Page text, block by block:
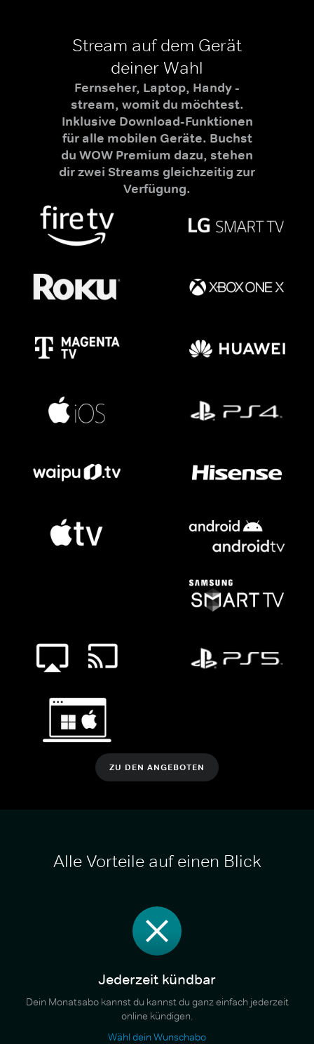
Stream auf dem Gerät
deiner Wahl
Fernseher, Laptop, Handy -
stream, womit du möchtest.
Inklusive Download-Funktionen
für alle mobilen Geräte. Buchst
du WOW Premium dazu, stehen
dir zwei Streams gleichzeitig zur
Verfügung.
ZU DEN ANGEBOTEN
Alle Vorteile auf einen Blick
Jederzeit kündbar
Dein Monatsabo kannst du kannst du ganz einfach jederzeit
online kündigen.
Wähl dein Wunschabo